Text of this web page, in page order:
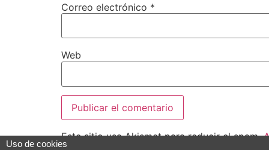
Correo electrónico *
Web
Este sitio usa Akismet para reducir el spam.
Uso de cookies